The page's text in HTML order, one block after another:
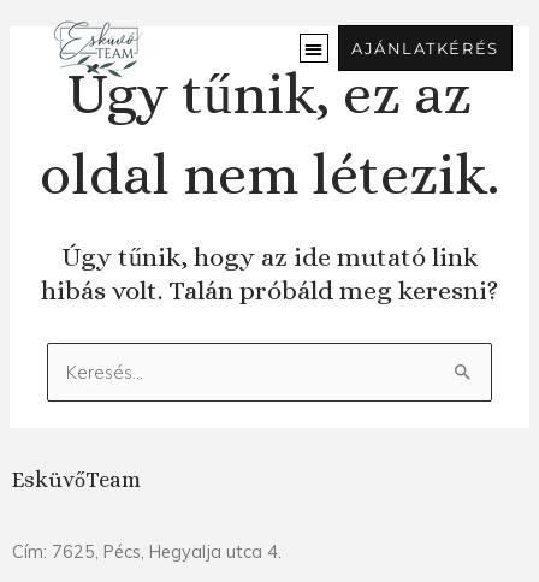
tartalomra
AJÁNLATKÉRÉS
Úgy tűnik, ez az
oldal nem létezik.
Úgy tűnik, hogy az ide mutató link
hibás volt. Talán próbáld meg keresni?
Keresés:
EsküvőTeam
Cím: 7625, Pécs, Hegyalja utca 4.